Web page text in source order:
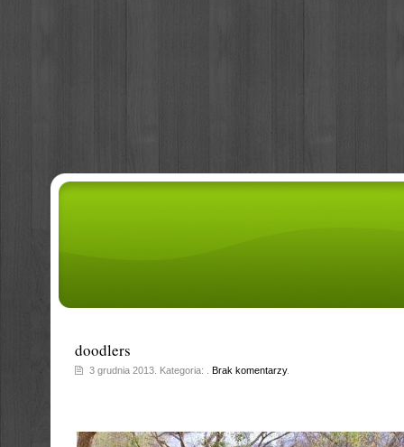
doodlers
3 grudnia 2013. Kategoria: . Brak komentarzy.